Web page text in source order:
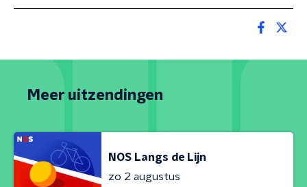
Meer uitzendingen
NOS Langs de Lijn
zo 2 augustus